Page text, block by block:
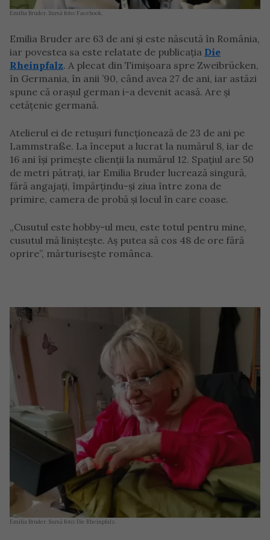
Emilia Bruder. Sursă foto: Facebook.
Emilia Bruder are 63 de ani și este născută în România,
iar povestea sa este relatate de publicația Die
Rheinpfalz. A plecat din Timișoara spre Zweibrücken,
în Germania, în anii ’90, când avea 27 de ani, iar astăzi
spune că orașul german i-a devenit acasă. Are și
cetățenie germană.
Atelierul ei de retușuri funcționează de 23 de ani pe
Lammstraße. La început a lucrat la numărul 8, iar de
16 ani își primește clienții la numărul 12. Spațiul are 50
de metri pătrați, iar Emilia Bruder lucrează singură,
fără angajați, împărțindu-și ziua între zona de
primire, camera de probă și locul în care coase.
„Cusutul este hobby-ul meu, este totul pentru mine,
cusutul mă liniștește. Aș putea să cos 48 de ore fără
oprire”, mărturisește românca.
Emilia Bruder. Sursă foto: Die Rheinpfalz.